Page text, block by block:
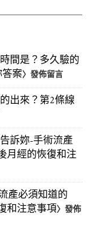
間是？多久驗的
案〉發佈留言
出來？第2條線
訴妳-手術流產
月經的恢復和注
產必須知道的
和注意事項〉發佈